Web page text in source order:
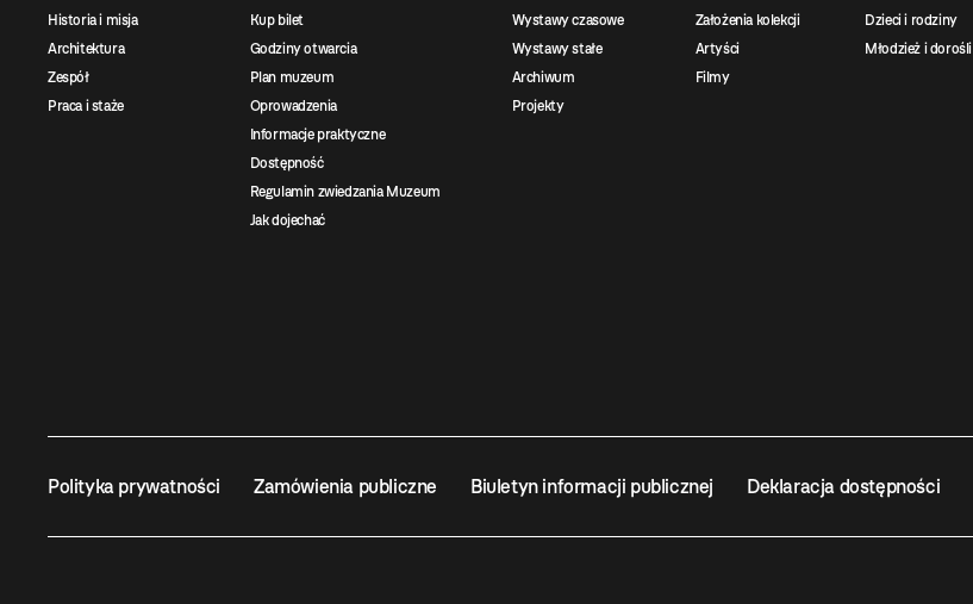
Historia i misja
Architektura
Zespół
Praca i staże
Kup bilet
Godziny otwarcia
Plan muzeum
Oprowadzenia
Informacje praktyczne
Dostępność
Regulamin zwiedzania Muzeum
Jak dojechać
Wystawy czasowe
Wystawy stałe
Archiwum
Projekty
Założenia kolekcji
Artyści
Filmy
Dzieci i rodziny
Młodzież i dorośli
Polityka prywatności Zamówienia publiczne Biuletyn informacji publicznej Deklaracja dostępności